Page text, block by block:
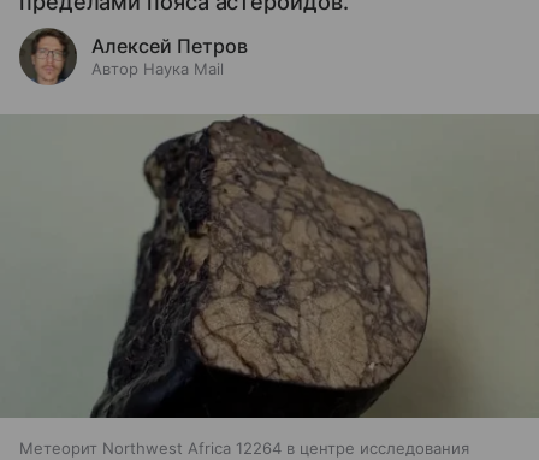
Алексей Петров
Автор Наука Mail
Метеорит Northwest Africa 12264 в центре исследования